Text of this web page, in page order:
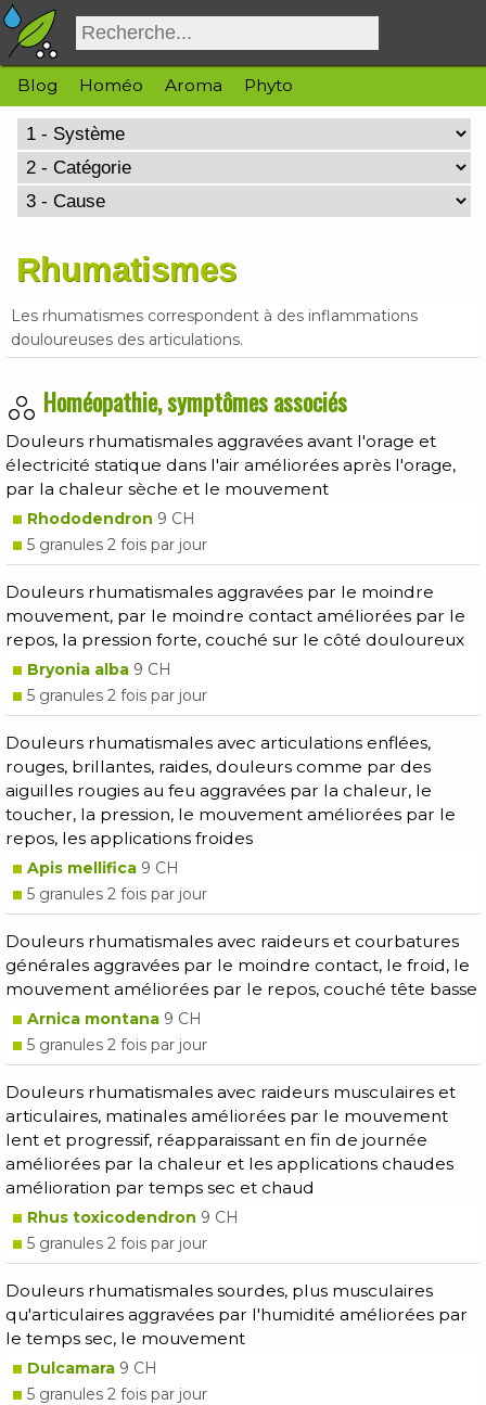
Blog Homéo Aroma Phyto
Rhumatismes
Les rhumatismes correspondent à des inflammations
douloureuses des articulations.
Homéopathie, symptômes associés
Douleurs rhumatismales aggravées avant l'orage et
électricité statique dans l'air améliorées après l'orage,
par la chaleur sèche et le mouvement
Rhododendron 9 CH
5 granules 2 fois par jour
Douleurs rhumatismales aggravées par le moindre
mouvement, par le moindre contact améliorées par le
repos, la pression forte, couché sur le côté douloureux
Bryonia alba 9 CH
5 granules 2 fois par jour
Douleurs rhumatismales avec articulations enflées,
rouges, brillantes, raides, douleurs comme par des
aiguilles rougies au feu aggravées par la chaleur, le
toucher, la pression, le mouvement améliorées par le
repos, les applications froides
Apis mellifica 9 CH
5 granules 2 fois par jour
Douleurs rhumatismales avec raideurs et courbatures
générales aggravées par le moindre contact, le froid, le
mouvement améliorées par le repos, couché tête basse
Arnica montana 9 CH
5 granules 2 fois par jour
Douleurs rhumatismales avec raideurs musculaires et
articulaires, matinales améliorées par le mouvement
lent et progressif, réapparaissant en fin de journée
améliorées par la chaleur et les applications chaudes
amélioration par temps sec et chaud
Rhus toxicodendron 9 CH
5 granules 2 fois par jour
Douleurs rhumatismales sourdes, plus musculaires
qu'articulaires aggravées par l'humidité améliorées par
le temps sec, le mouvement
Dulcamara 9 CH
5 granules 2 fois par jour